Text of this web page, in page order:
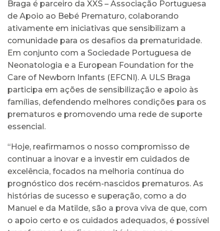
Braga é parceiro da XXS – Associação Portuguesa
de Apoio ao Bebé Prematuro, colaborando
ativamente em iniciativas que sensibilizam a
comunidade para os desafios da prematuridade.
Em conjunto com a Sociedade Portuguesa de
Neonatologia e a European Foundation for the
Care of Newborn Infants (EFCNI). A ULS Braga
participa em ações de sensibilização e apoio às
famílias, defendendo melhores condições para os
prematuros e promovendo uma rede de suporte
essencial.
“Hoje, reafirmamos o nosso compromisso de
continuar a inovar e a investir em cuidados de
excelência, focados na melhoria contínua do
prognóstico dos recém-nascidos prematuros. As
histórias de sucesso e superação, como a do
Manuel e da Matilde, são a prova viva de que, com
o apoio certo e os cuidados adequados, é possível